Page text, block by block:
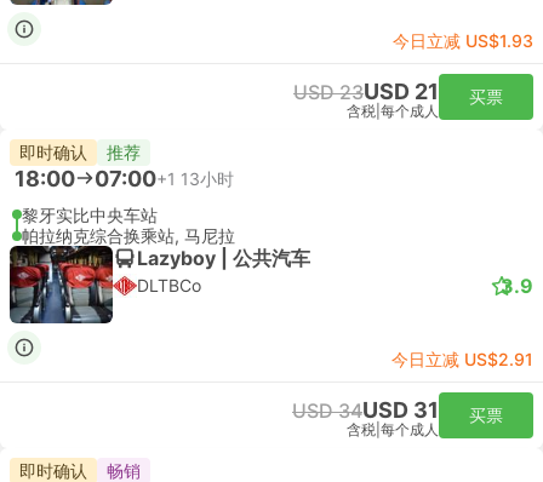
今日立减 US$1.93
USD 23USD 21
含税 每个成人
买票
即时确认 推荐
18:00 07:00+1 13小时
黎牙实比中央车站
帕拉纳克综合换乘站, 马尼拉
Lazyboy | 公共汽车
DLTBCo 3.9
今日立减 US$2.91
USD 34USD 31
含税 每个成人
买票
即时确认 畅销